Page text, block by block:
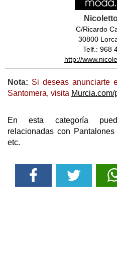
C/Ricardo
30800
Telf.: 968
http://
Nota: Si deseas anunciarte
Santomera, visita
En esta categoría
relacionadas con
etc.